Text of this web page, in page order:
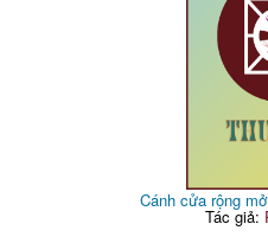
Cánh cửa rộng
Tác giả: